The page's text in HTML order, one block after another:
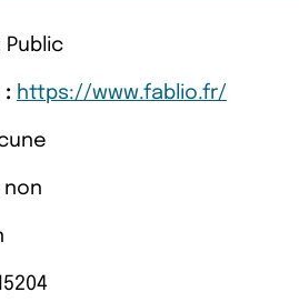
Public
: https://www.fablio.fr/
non